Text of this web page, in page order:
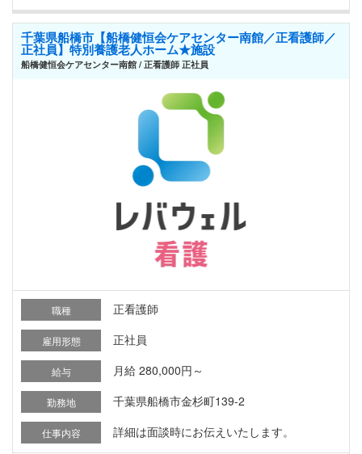
千葉県船橋市【船橋健恒会ケアセンター南館／正看護師／
正社員】特別養護老人ホーム★施設
船橋健恒会ケアセンター南館 / 正看護師 正社員
職種 正看護師
雇用形態 正社員
給与 月給 280,000円～
勤務地 千葉県船橋市金杉町139-2
仕事内容 詳細は面談時にお伝えいたします。